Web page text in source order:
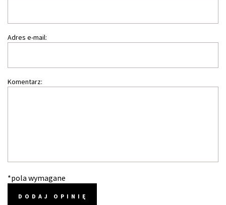
Adres e-mail:
Komentarz:
*pola wymagane
DODAJ OPINIĘ